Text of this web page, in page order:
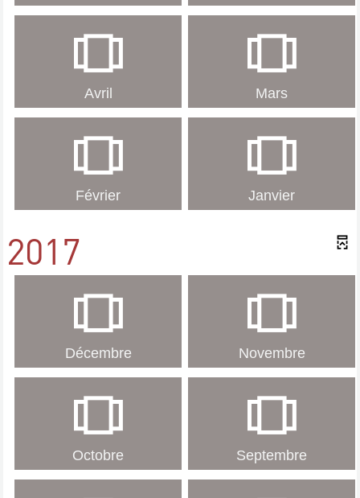
Avril Mars
Février Janvier
2017
Décembre Novembre
Octobre Septembre